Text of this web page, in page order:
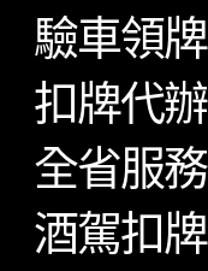
驗車領牌
扣牌代辦
全省服務
酒駕扣牌